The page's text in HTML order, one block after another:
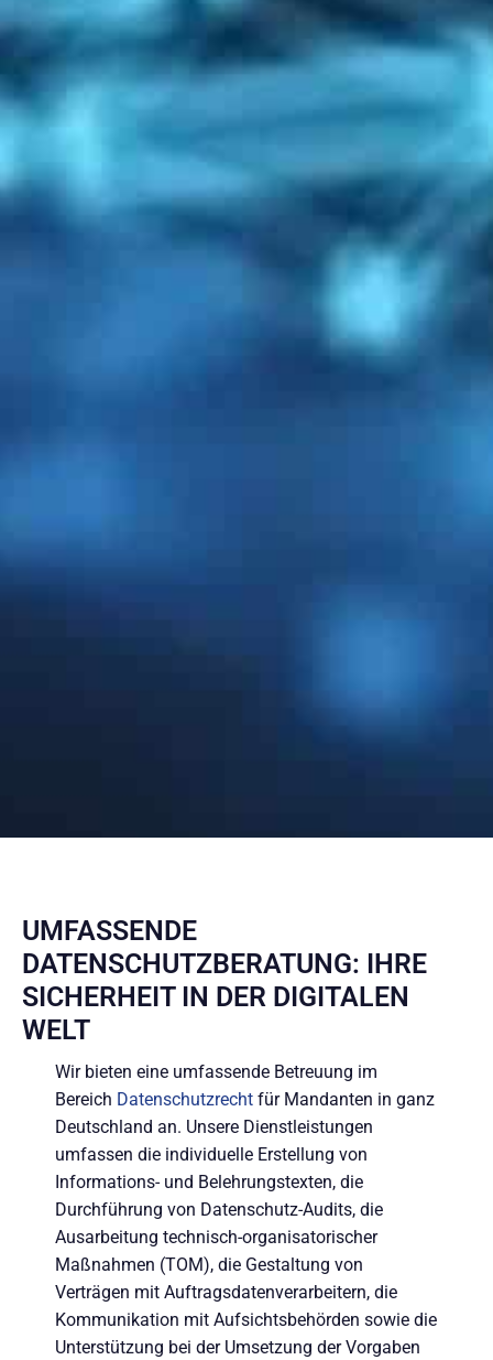
UMFASSENDE
DATENSCHUTZBERATUNG: IHRE
SICHERHEIT IN DER DIGITALEN
WELT
Wir bieten eine umfassende Betreuung im
Bereich Datenschutzrecht für Mandanten in ganz
Deutschland an. Unsere Dienstleistungen
umfassen die individuelle Erstellung von
Informations- und Belehrungstexten, die
Durchführung von Datenschutz-Audits, die
Ausarbeitung technisch-organisatorischer
Maßnahmen (TOM), die Gestaltung von
Verträgen mit Auftragsdatenverarbeitern, die
Kommunikation mit Aufsichtsbehörden sowie die
Unterstützung bei der Umsetzung der Vorgaben